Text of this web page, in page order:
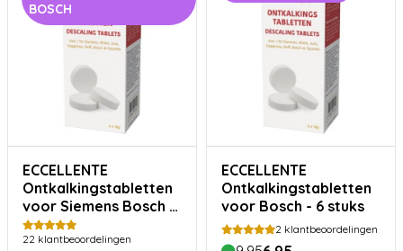
BOSCH
ECCELLENTE
Ontkalkingstabletten
voor Siemens Bosch -
6 stuks
22 klantbeoordelingen
ECCELLENTE
Ontkalkingstabletten
voor Bosch - 6 stuks
2 klantbeoordelingen